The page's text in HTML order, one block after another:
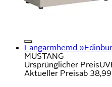
Langarmhemd
MUSTANG
Ursprünglicher Preis
Aktueller Preisab